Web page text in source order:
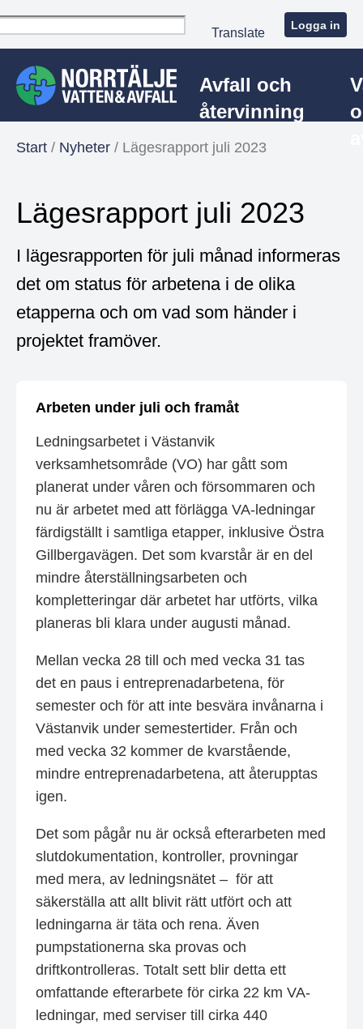
Translate
Logga in
Avfall och
återvinning
Start / Nyheter / Lägesrapport juli 2023
Lägesrapport juli 2023
I lägesrapporten för juli månad informeras
det om status för arbetena i de olika
etapperna och om vad som händer i
projektet framöver.
Arbeten under juli och framåt
Ledningsarbetet i Västanvik
verksamhetsområde (VO) har gått som
planerat under våren och försommaren och
nu är arbetet med att förlägga VA-ledningar
färdigställt i samtliga etapper, inklusive Östra
Gillbergavägen. Det som kvarstår är en del
mindre återställningsarbeten och
kompletteringar där arbetet har utförts, vilka
planeras bli klara under augusti månad.
Mellan vecka 28 till och med vecka 31 tas
det en paus i entreprenadarbetena, för
semester och för att inte besvära invånarna i
Västanvik under semestertider. Från och
med vecka 32 kommer de kvarstående,
mindre entreprenadarbetena, att återupptas
igen.
Det som pågår nu är också efterarbeten med
slutdokumentation, kontroller, provningar
med mera, av ledningsnätet – för att
säkerställa att allt blivit rätt utfört och att
ledningarna är täta och rena. Även
pumpstationerna ska provas och
driftkontrolleras. Totalt sett blir detta ett
omfattande efterarbete för cirka 22 km VA-
ledningar, med serviser till cirka 440